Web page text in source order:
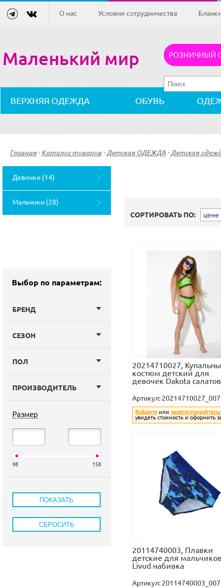
О нас Условия сотрудничества
Маленький мир РОЗНИЧНЫЙ
ВЕРХНЯЯ ОДЕЖДА ОБУВЬ
Главная - Каталог товаров - Детская ОДЕЖДА - Детская
Девочки (14)
Мальчики (28)
Выбор по параметрам:
БРЕНД
СЕЗОН
ПОЛ
ПРОИЗВОДИТЕЛЬ
Размер
98 158
СОРТИРОВАТЬ ПО: цене
20214710027,
костюм детский для
девочек Dakota
Артикул:
Войдите или зарегистрируйтесь
увидеть стоимость и оформить
20114740003, Плавки
детские для
Livud набивка
Артикул: